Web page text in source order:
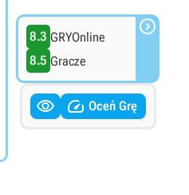
8.3 GRYOnline
8.5 Gracze

  Oceń Grę